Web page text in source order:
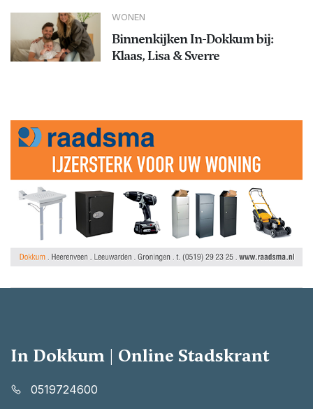
WONEN
Binnenkijken In-Dokkum bij:
Klaas, Lisa & Sverre
In Dokkum | Online Stadskrant
0519724600